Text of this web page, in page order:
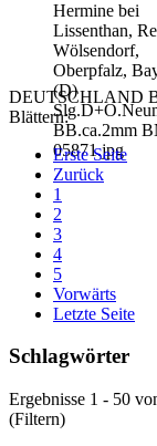
DEUTSCHLAND
Blättern:
Erste Seite
Zurück
1
2
3
4
5
Vorwärts
Letzte Seite
Schlagwörter
Ergebnisse 1 - 50
(Filtern)